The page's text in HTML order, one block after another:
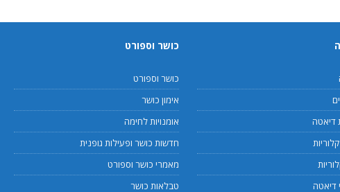
דיאטה
דיאטה
כושר וספורט
כושר וספורט
אימון כושר
אומנויות לחימה
חדשות כושר ופעילות גופנית
מאמרי כושר וספורט
טבלאות כושר